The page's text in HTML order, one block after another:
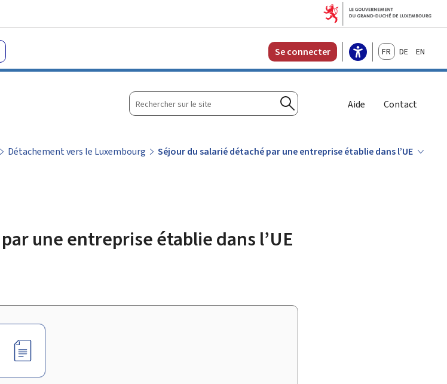
Se connecter FrançaisDeutschEnglish
Rechercher
sur
site
Rechercher
Aide Contact
Détachement vers le Luxembourg
Séjour du salarié détaché par une entreprise établie dans l’UE
une entreprise établie dans l’UE